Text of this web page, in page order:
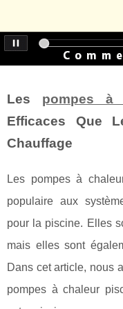
Les pompes à
Efficaces Que
Chauffage
Les pompes à
populaire aux
pour la piscine. Elles
mais elles sont
Dans cet article, nous
pompes à chaleur